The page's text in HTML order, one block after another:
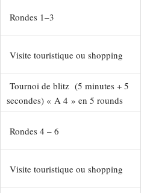
Rondes 1–3
Visite touristique ou shopping
Tournoi de blitz (5 minutes + 5
secondes) « A 4 » en 5 rounds
Rondes 4 – 6
Visite touristique ou shopping